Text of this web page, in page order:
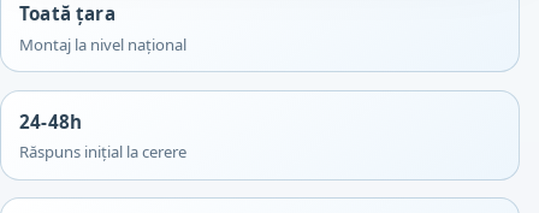
Toată țara
Montaj la nivel național
24-48h
Răspuns inițial la cerere